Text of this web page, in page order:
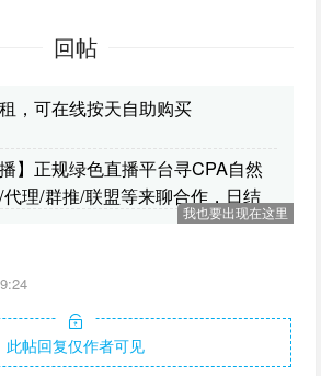
回帖
，可在线按天自助购买
播】正规绿色直播平台寻CPA自然
理/群推/联盟等来聊合作，日结
我也要出现在这里
此帖回复仅作者可见